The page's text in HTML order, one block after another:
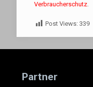
Verbraucherschutz.
Post Views: 339
Partner